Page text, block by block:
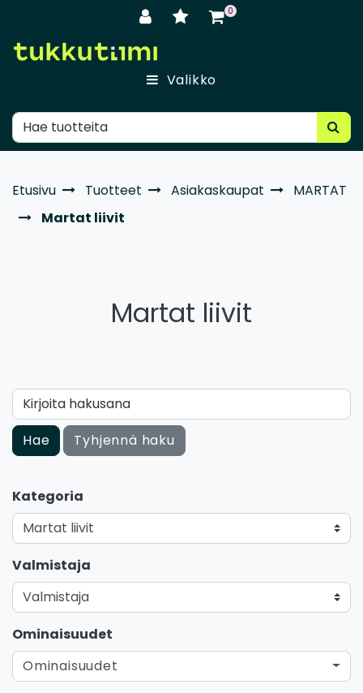
0
Valikko
Etusivu Tuotteet Asiakaskaupat
MARTAT
Martat liivit
Martat liivit
Kirjoita hakusana
Hae Tyhjennä haku
Kategoria
Valmistaja
Ominaisuudet
Ominaisuudet